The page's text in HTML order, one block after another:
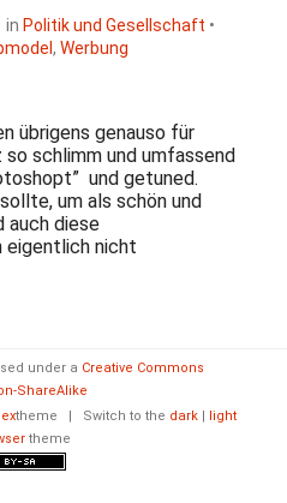
in Politik und Gesellschaft •
, Werbung
übrigens genauso für
so schlimm und umfassend
und getuned.
um als schön und
auch diese
eigentlich nicht
under a Creative Commons
ShareAlike
theme Switch to the dark
light
theme